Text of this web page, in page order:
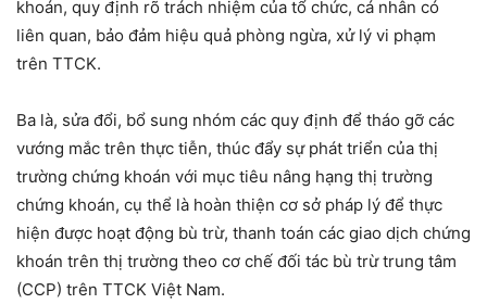
khoán, quy định rõ trách nhiệm của tổ chức, cá nhân có
liên quan, bảo đảm hiệu quả phòng ngừa, xử lý vi phạm
trên TTCK.
Ba là, sửa đổi, bổ sung nhóm các quy định để tháo gỡ các
vướng mắc trên thực tiễn, thúc đẩy sự phát triển của thị
trường chứng khoán với mục tiêu nâng hạng thị trường
chứng khoán, cụ thể là hoàn thiện cơ sở pháp lý để thực
hiện được hoạt động bù trừ, thanh toán các giao dịch chứng
khoán trên thị trường theo cơ chế đối tác bù trừ trung tâm
(CCP) trên TTCK Việt Nam.